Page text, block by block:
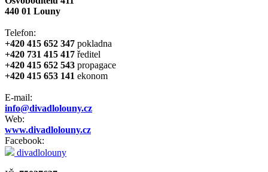
440 01 Louny
Telefon:
+420 415 652 347 pokladna
+420 731 415 417 ředitel
+420 415 652 543 propagace
+420 415 653 141 ekonom
E-mail:
info@divadlolouny.cz
Web:
www.divadlolouny.cz
Facebook:
divadlolouny